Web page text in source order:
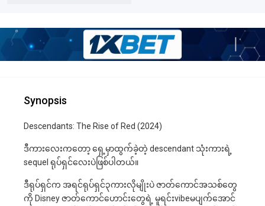
Synopsis
Descendants: The Rise of Red (2024)
ဒီကားလေးကတော့ ရှေ့မှာထွက်ခဲ့တဲ့ descendant သုံးကားရဲ့
sequel ရုပ်ရှင်လေးပဲဖြစ်ပါတယ်။
ဒီရုပ်ရှင်က အရင်ရုပ်ရှင်၃ကားလိုမျိုးပဲ ဇာတ်ကောင်အသစ်တွေ
ကို Disney ဇာတ်ကောင်ဟောင်းတွေရဲ့ မူရင်းvibeမပျက်အောင်